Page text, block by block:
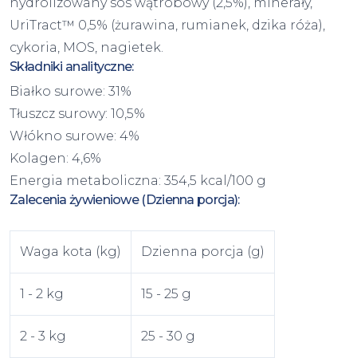
hydrolizowany sos wątrobowy (2,5%), minerały,
UriTract™ 0,5% (żurawina, rumianek, dzika róża),
cykoria, MOS, nagietek.
Składniki analityczne:
Białko surowe: 31%
Tłuszcz surowy: 10,5%
Włókno surowe: 4%
Kolagen: 4,6%
Energia metaboliczna: 354,5 kcal/100 g
Zalecenia żywieniowe (Dzienna porcja):
Waga kota (kg) Dzienna porcja (g)
1 - 2 kg 15 - 25 g
2 - 3 kg 25 - 30 g